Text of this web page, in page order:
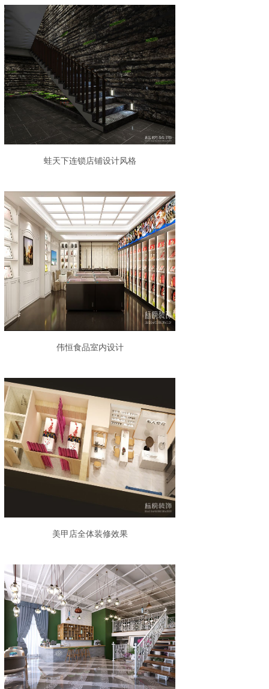
蛙天下连锁店铺设计风格
伟恒食品室内设计
美甲店全体装修效果